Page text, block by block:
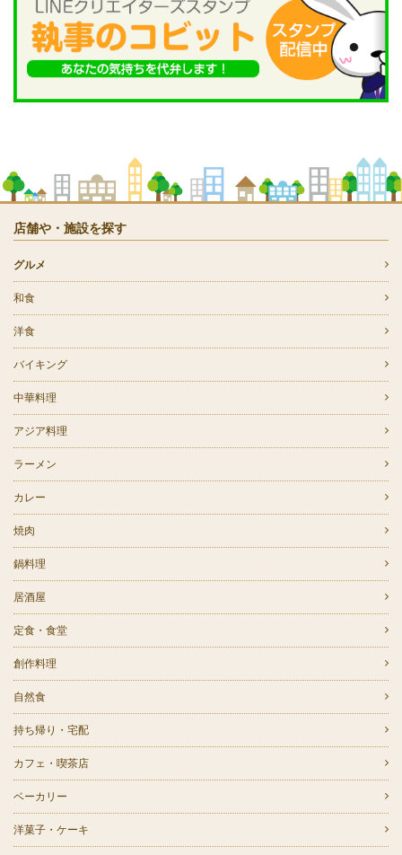
店舗や・施設を探す
グルメ
和食
洋食
バイキング
中華料理
アジア料理
ラーメン
カレー
焼肉
鍋料理
居酒屋
定食・食堂
創作料理
自然食
持ち帰り・宅配
カフェ・喫茶店
ベーカリー
洋菓子・ケーキ